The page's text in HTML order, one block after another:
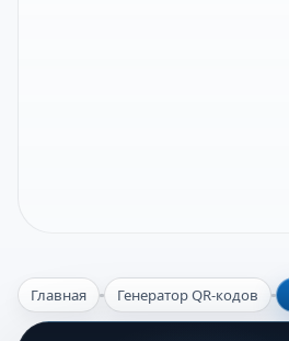
Главная Генератор QR-кодов